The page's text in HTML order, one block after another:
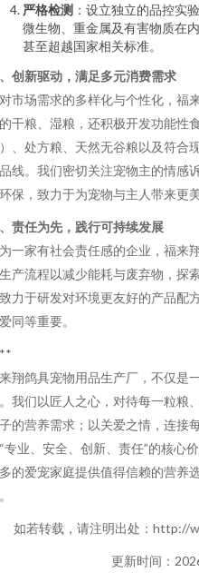
严格检测 ：设立独立的品控实
微生物、重金属及有害物质在
甚至超越国家相关标准。
创新驱动，满足多元消费需求
市场需求的多样化与个性化，福
干粮、湿粮，还积极开发功能性
、处方粮、天然无谷粮以及符合
线。我们密切关注宠物主的情感
保，致力于为宠物与主人带来更
责任为先，践行可持续发展
一家有社会责任感的企业，福来
产流程以减少能耗与废弃物，探
力于研发对环境更友好的产品配
同等重要。
翔鸽具宠物用品生产厂，不仅是
我们以匠人之心，对待每一粒粮
的营养需求；以关爱之情，连接
专业、安全、创新、责任”的核心
的爱宠家庭提供值得信赖的营养
如若转载，请注明出处：http://
更新时间：